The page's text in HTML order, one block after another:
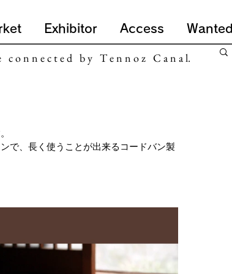
Exhibitor Access Wanted
で、長く使うことが出来るコードバン製
c o n n e c t e d b y T e n n o z C a n a l.